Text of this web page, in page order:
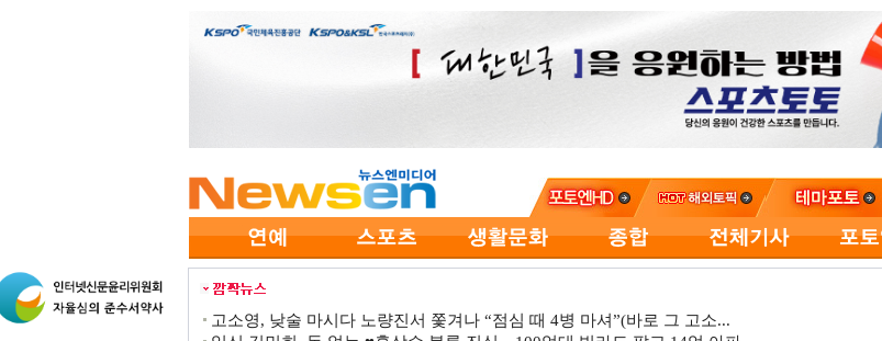
고소영, 낮술 마시다 노량진서 쫓겨나 “점심 때 4병 마셔”(바로 그 고소...